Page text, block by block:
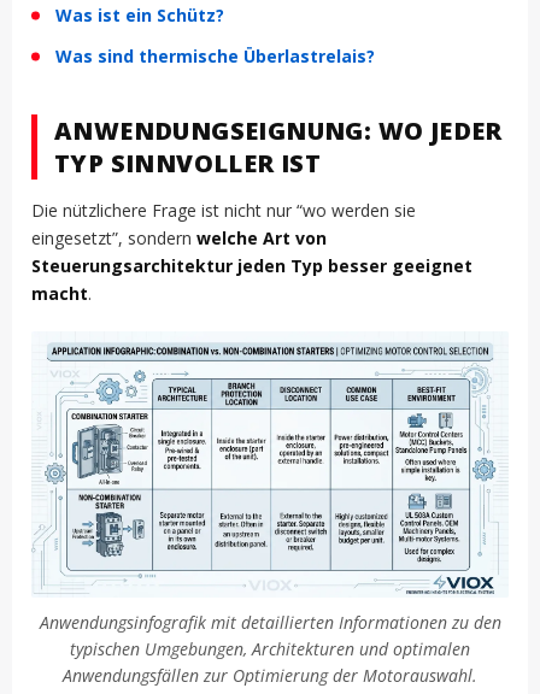
Was ist ein Schütz?
Was sind thermische Überlastrelais?
ANWENDUNGSEIGNUNG: WO JEDER
TYP SINNVOLLER IST
Die nützlichere Frage ist nicht nur “wo werden sie
eingesetzt”, sondern welche Art von
Steuerungsarchitektur jeden Typ besser geeignet
macht.
Anwendungsinfografik mit detaillierten Informationen zu den
typischen Umgebungen, Architekturen und optimalen
Anwendungsfällen zur Optimierung der Motorauswahl.